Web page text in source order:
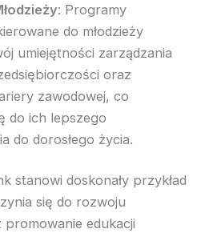
: Programy
do młodzieży
umiejętności zarządzania
oraz
zawodowej, co
do ich lepszego
do dorosłego życia.
stanowi doskonały przykład
się do rozwoju
edukacji